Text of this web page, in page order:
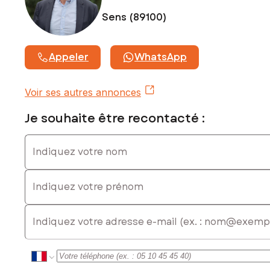
Sens (89100)
Appeler WhatsApp
Voir ses autres annonces
Je souhaite être recontacté :
Indiquez votre nom
Indiquez votre prénom
E-mail